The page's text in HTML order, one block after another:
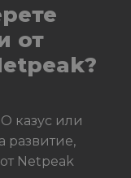
от
казус или
развитие,
Netpeak